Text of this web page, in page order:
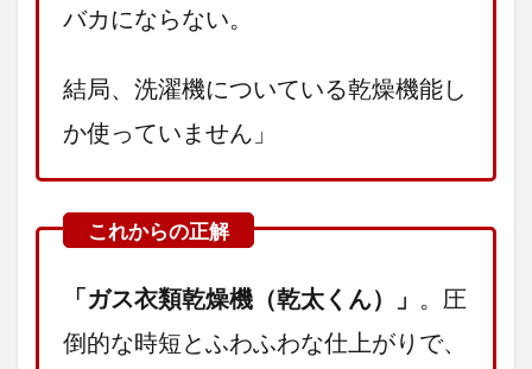
バカにならない。
結局、洗濯機についている乾燥機能し
か使っていません」
「ガス衣類乾燥機（乾太くん）」
。圧
倒的な時短とふわふわな仕上がりで、